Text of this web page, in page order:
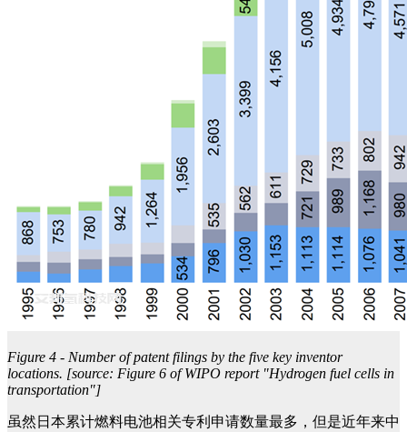
Figure 4 - Number of patent filings by the five key inventor
locations. [source: Figure 6 of WIPO report "Hydrogen fuel cells in
transportation"]
虽然日本累计燃料电池相关专利申请数量最多，但是近年来中